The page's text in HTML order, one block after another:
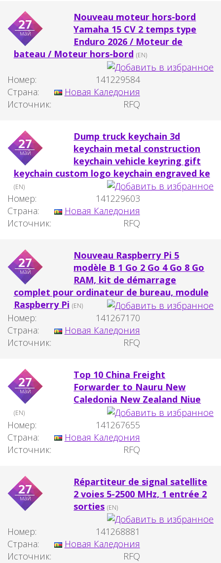
27
май
Nouveau moteur hors-bord
Yamaha 15 CV 2 temps type
Enduro 2026 / Moteur de
bateau / Moteur hors-bord (EN)
Номер:
141229584
Страна:
Новая Каледония
Источник:
RFQ
27
май
Dump truck keychain 3d
keychain metal construction
keychain vehicle keyring gift
keychain custom logo keychain engraved ke
(EN)
Номер:
141229603
Страна:
Новая Каледония
Источник:
RFQ
27
май
Nouveau Raspberry Pi 5
modèle B 1 Go 2 Go 4 Go 8 Go
RAM, kit de démarrage
complet pour ordinateur de bureau, module
Raspberry Pi (EN)
Номер:
141267170
Страна:
Новая Каледония
Источник:
RFQ
27
май
Top 10 China Freight
Forwarder to Nauru New
Caledonia New Zealand Niue
(EN)
Номер:
141267655
Страна:
Новая Каледония
Источник:
RFQ
27
май
Répartiteur de signal satellite
2 voies 5-2500 MHz, 1 entrée 2
sorties (EN)
Номер:
141268881
Страна:
Новая Каледония
Источник:
RFQ